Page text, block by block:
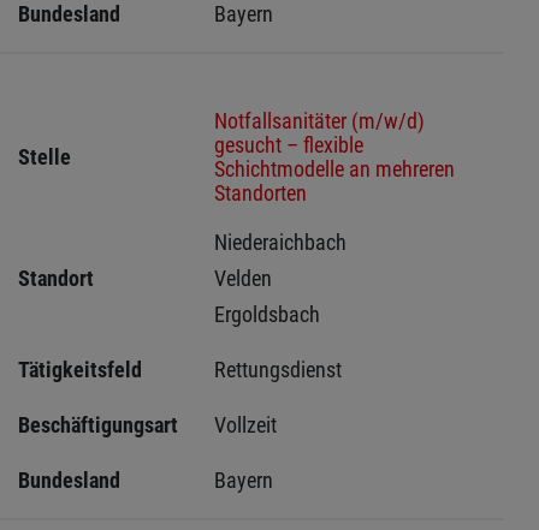
Bundesland Bayern
Stelle
Notfallsanitäter (m/w/d)
gesucht – flexible
Schichtmodelle an mehreren
Standorten
Standort
Niederaichbach
Velden
Ergoldsbach
Tätigkeitsfeld Rettungsdienst
Beschäftigungsart Vollzeit
Bundesland Bayern